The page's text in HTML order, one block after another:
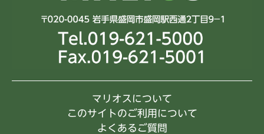
マリオスについて
このサイトのご利用について
よくあるご質問